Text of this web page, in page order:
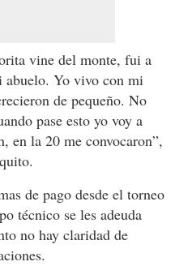
vine del monte, fui a
abuelo. Yo vivo con mi
de pequeño. No
pase esto yo voy a
en la 20 me convocaron”,
de pago desde el torneo
técnico se les adeuda
no hay claridad de